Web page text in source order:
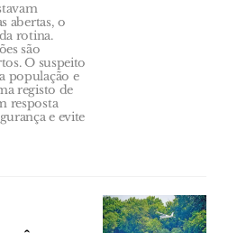
abertas, o
rotina.
são
O suspeito
população e
registo de
resposta
e evite